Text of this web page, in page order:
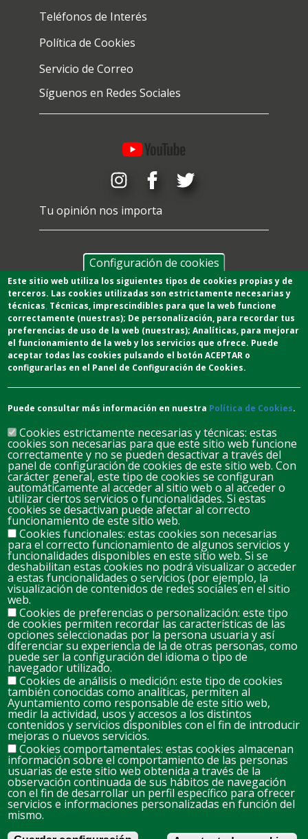
Teléfonos de Interés
Política de Cookies
Servicio de Correo
Síguenos en Redes Sociales
Tu opinión nos importa
D L M M J V S
26 27 28 29 30 31
2 3 4 5 6 7 8
16 17 18 19 20 21 22
23 24 25 26 27 28 29
30 31 1 2 3 4 5
Footer
menu
Política de cookies
13260 Bolaños de Calatrava (Ciudad Real)
Plaza de España 1
Configuración de cookies
Este sitio web utiliza los siguientes tipos de cookies propias y de
terceros. Las cookies utilizadas son estrictamente necesarias y
técnicas, Técnicas, imprescindibles para que la web funcione
correctamente (nuestras); De personalización, para recordar tus
preferencias de uso de la web (nuestras);Analíticas, para mejorar
el funcionamiento de la web y los servicios que ofrece. Puede
aceptar todas las cookies pulsando el botón ACEPTAR o
configurarlas en el Panel de Configuración de Cookies.
Puede consultar más información en nuestra Política de Cookies.
Cookies estrictamente necesarias y técnicas: estas
cookies son necesarias para que este sitio web funcione
correctamente y no se pueden desactivar a través del
panel de configuración de cookies de este sitio web. Con
carácter general, este tipo de cookies se configuran
automáticamente al acceder al sitio web o al acceder o
utilizar ciertos servicios o funcionalidades. Si estas
cookies se desactivan puede afectar al correcto
funcionamiento de este sitio web.
Cookies funcionales: estas cookies son necesarias
para el correcto funcionamiento de algunos servicios y
funcionalidades disponibles en este sitio web. Si se
deshabilitan estas cookies no podrá visualizar o acceder
a estas funcionalidades o servicios (por ejemplo, la
visualización de contenidos de redes sociales en el sitio
web.
Cookies de preferencias o personalización: este tipo
de cookies permiten recordar las características de las
opciones seleccionadas por la persona usuaria y así
diferenciar su experiencia de la de otras personas, como
puede ser la configuración del idioma o tipo de
navegador utilizado.
Cookies de análisis o medición: este tipo de cookies
también conocidas como analíticas, permiten al
Ayuntamiento como responsable de este sitio web,
medir la actividad, usos y accesos a los distintos
contenidos y servicios disponibles con el fin de introducir
mejoras o nuevos servicios.
Cookies comportamentales: estas cookies almacenan
información sobre el comportamiento de las personas
usuarias de este sitio web obtenida a través de la
observación continuada de sus hábitos de navegación
con el fin de desarrollar un perfil específico para ofrecer
servicios e informaciones personalizadas en función del
mismo.